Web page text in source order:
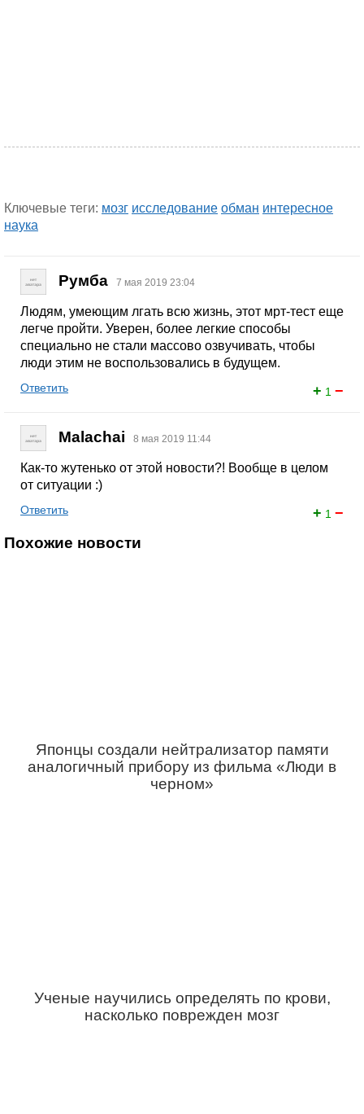
Ключевые теги: мозг исследование обман интересное
наука
Румба 7 мая 2019 23:04
Людям, умеющим лгать всю жизнь, этот мрт-тест еще
легче пройти. Уверен, более легкие способы
специально не стали массово озвучивать, чтобы
люди этим не воспользовались в будущем.
+ 1 −
Ответить
Malachai 8 мая 2019 11:44
Как-то жутенько от этой новости?! Вообще в целом
от ситуации :)
+ 1 −
Ответить
Похожие новости
Японцы создали нейтрализатор памяти
аналогичный прибору из фильма «Люди в
черном»
Ученые научились определять по крови,
насколько поврежден мозг